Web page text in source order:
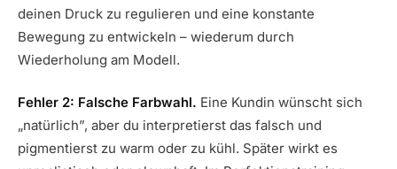
deinen Druck zu regulieren und eine konstante
Bewegung zu entwickeln – wiederum durch
Wiederholung am Modell.
Fehler 2: Falsche Farbwahl. Eine Kundin wünscht sich
„natürlich”, aber du interpretierst das falsch und
pigmentierst zu warm oder zu kühl. Später wirkt es